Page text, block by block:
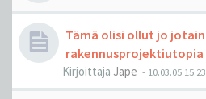
Tämä olisi ollut jo
rakennusprojektiutopia
Kirjoittaja Jape - 10.03.05 15:23